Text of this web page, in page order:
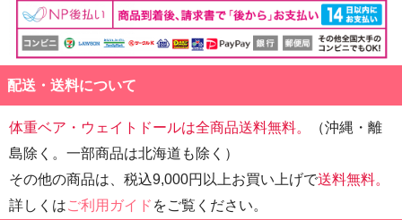
配送・送料について
体重ベア・ウェイトドールは全商品送料無料。
（沖縄・離
島除く。一部商品は北海道も除く）
その他の商品は、税込9,000円以上お買い上げで送料無料。
詳しくはご利用ガイド をご覧ください。